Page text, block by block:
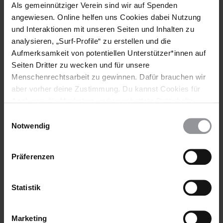
Als gemeinnütziger Verein sind wir auf Spenden
angewiesen. Online helfen uns Cookies dabei Nutzung
und Interaktionen mit unseren Seiten und Inhalten zu
analysieren, „Surf-Profile“ zu erstellen und die
Aufmerksamkeit von potentiellen Unterstützer*innen auf
Seiten Dritter zu wecken und für unsere
Menschenrechtsarbeit zu gewinnen. Dafür brauchen wir
aber vorher deine Zustimmung. Du kannst Cookies für
wieder ändern. Diesen Banner kannst Du über den Link
Notwendig
Präferenzen
Statistik
Marketing
Russlands Verteidigungsministerium muss transparenter
werden und über die Ziele seiner Angriffe ehrlich Auskunft
geben, damit geprüft werden kann, ob diese
völkerrechtskonform sind", so Philipp Luther. "Russland muss
wahllose und andere unrechtmäßige Angriffe dringend
unterlassen. Auch dürfen keine Angriffe mit Streumunition
ausgeführt werden und keine ungelenkten Bomben auf
bewohnte Gebiete abgeworfen werden."
Hier können Sie den vollständigen englischsprachigen Bericht
its attacks in Syria unmasked" als PDF-Datei herunterladen
Weitere Informationen